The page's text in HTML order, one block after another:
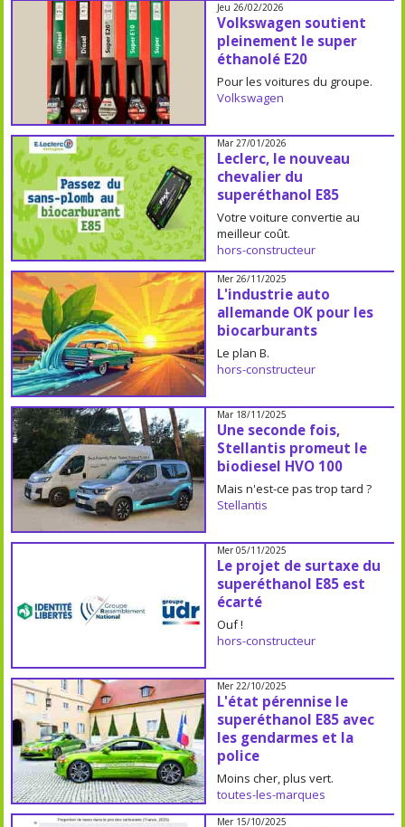
Jeu 26/02/2026
Volkswagen soutient
pleinement le super
éthanolé E20
Pour les voitures du groupe.
Volkswagen
Mar 27/01/2026
Leclerc, le nouveau
chevalier du
superéthanol E85
Votre voiture convertie au
meilleur coût.
hors-constructeur
Mer 26/11/2025
L'industrie auto
allemande OK pour les
biocarburants
Le plan B.
hors-constructeur
Mar 18/11/2025
Une seconde fois,
Stellantis promeut le
biodiesel HVO 100
Mais n'est-ce pas trop tard ?
Stellantis
Mer 05/11/2025
Le projet de surtaxe du
superéthanol E85 est
écarté
Ouf !
hors-constructeur
Mer 22/10/2025
L'état pérennise le
superéthanol E85 avec
les gendarmes et la
police
Moins cher, plus vert.
toutes-les-marques
Mer 15/10/2025